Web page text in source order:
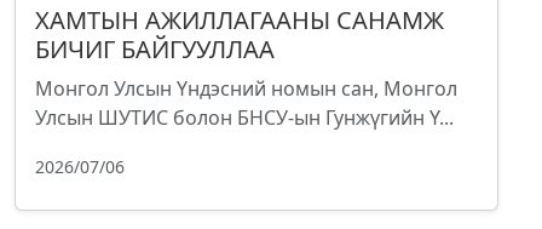
ХАМТЫН АЖИЛЛАГААНЫ САНАМЖ
БИЧИГ БАЙГУУЛЛАА
Монгол Улсын Үндэсний номын сан, Монгол
Улсын ШУТИС болон БНСУ-ын Гунжүгийн Ү...
2026/07/06